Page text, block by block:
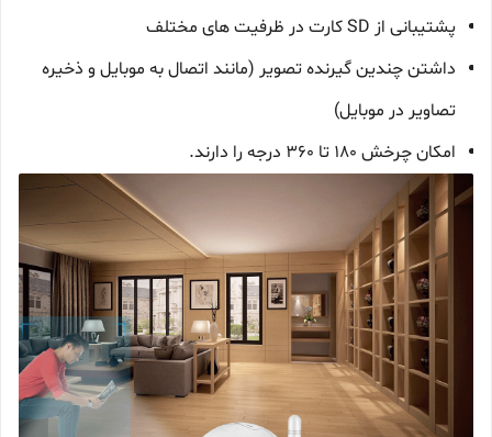
پشتیبانی از SD کارت در ظرفیت های مختلف
داشتن چندین گیرنده تصویر (مانند اتصال به موبایل و ذخیره
تصاویر در موبایل)
امکان چرخش 180 تا 360 درجه را دارند.